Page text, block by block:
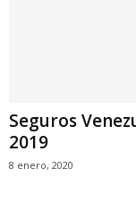
Seguros
2019
8 enero, 2020